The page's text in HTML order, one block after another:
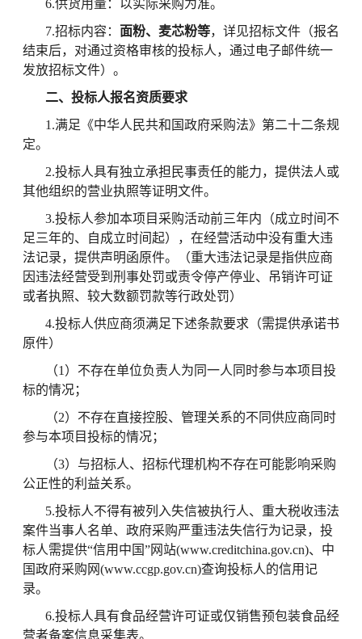
6.供货用量：以实际采购为准。
7.招标内容： 面粉、麦芯粉等，详见招标文件（报名
结束后，对通过资格审核的投标人，通过电子邮件统一
发放招标文件）。
二、投标人报名资质要求
1.满足《中华人民共和国政府采购法》第二十二条规
定。
2.投标人具有独立承担民事责任的能力，提供法人或
其他组织的营业执照等证明文件。
3.投标人参加本项目采购活动前三年内（成立时间不
足三年的、自成立时间起），在经营活动中没有重大违
法记录，提供声明函原件。（重大违法记录是指供应商
因违法经营受到刑事处罚或责令停产停业、吊销许可证
或者执照、较大数额罚款等行政处罚）
4.投标人供应商须满足下述条款要求（需提供承诺书
原件）
（1）不存在单位负责人为同一人同时参与本项目投
标的情况；
（2）不存在直接控股、管理关系的不同供应商同时
参与本项目投标的情况；
（3）与招标人、招标代理机构不存在可能影响采购
公正性的利益关系。
5.投标人不得有被列入失信被执行人、重大税收违法
案件当事人名单、政府采购严重违法失信行为记录，投
标人需提供“信用中国”网站(www.creditchina.gov.cn)、中
国政府采购网(www.ccgp.gov.cn)查询投标人的信用记
录。
6.投标人具有食品经营许可证或仅销售预包装食品经
营者备案信息采集表。